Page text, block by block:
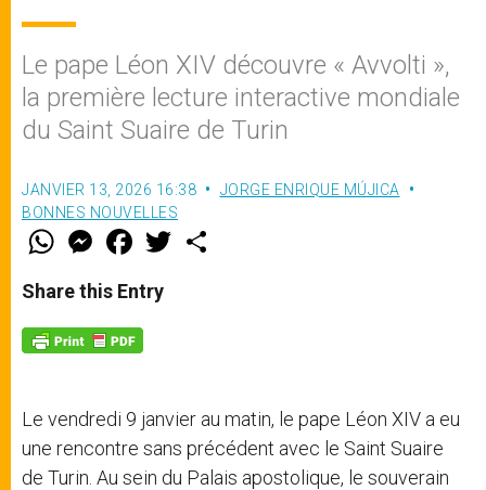
Le pape Léon XIV découvre « Avvolti »,
la première lecture interactive mondiale
du Saint Suaire de Turin
JANVIER 13, 2026 16:38
JORGE ENRIQUE MÚJICA
BONNES NOUVELLES
W
t
s
p
p
M
e
s
e
g
e
F
a
e
b
o
k
w
Share this Entry
Le vendredi 9 janvier au matin, le pape Léon XIV a eu
une rencontre sans précédent avec le Saint Suaire
de Turin. Au sein du Palais apostolique, le souverain